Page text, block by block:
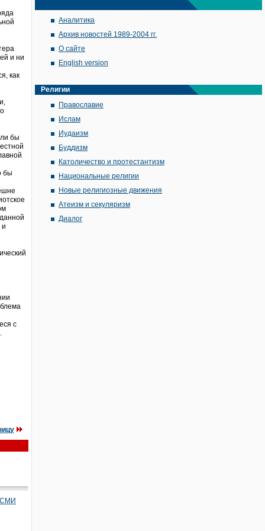
и ни
как
бы
бы
и
с
СМИ
Аналитика
Архив новостей 1989-2004 гг.
О сайте
English version
Религии
Православие
Ислам
Иудаизм
Буддизм
Католичество и протестантизм
Национальные религии
Новые религиозные движения
Атеизм и секуляризм
Диалог